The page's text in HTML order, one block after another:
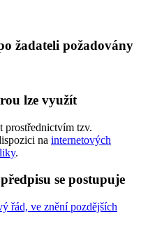
žadateli požadovány
lze využít
prostřednictvím tzv.
na internetových
.
se postupuje
řád, ve znění pozdějších